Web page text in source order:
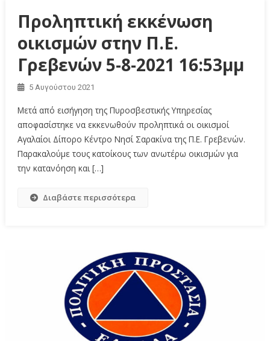
Προληπτική εκκένωση
οικισμών στην Π.Ε.
Γρεβενών 5-8-2021 16:53μμ
5 Αυγούστου 2021
Μετά από εισήγηση της Πυροσβεστικής Υπηρεσίας
αποφασίστηκε να εκκενωθούν προληπτικά οι οικισμοί
Αγαλαίοι Δίπορο Κέντρο Νησί Σαρακίνα της Π.Ε. Γρεβενών.
Παρακαλούμε τους κατοίκους των ανωτέρω οικισμών για
την κατανόηση και […]
Διαβάστε περισσότερα